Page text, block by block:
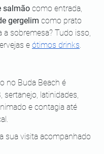
salmão como entrada,
gergelim como prato
a sobremesa? Tudo isso,
e ótimos drinks
no Buda Beach é
latinidades,
e contagia até
sua visita acompanhado